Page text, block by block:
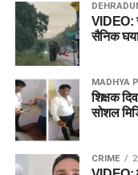
VIDEO:
सैनिक
MADHYA
शिक्षक
सोशल
CRIME